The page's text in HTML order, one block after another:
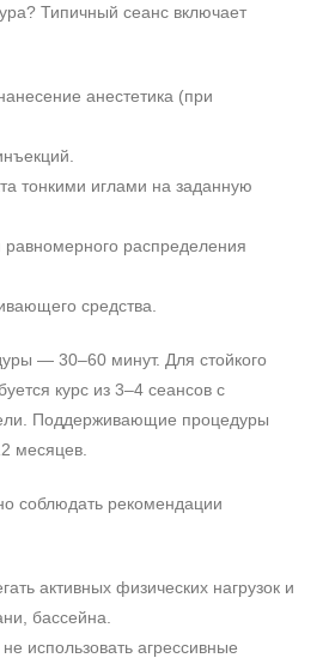
Типичный сеанс включает
анестетика (при
тонкими иглами на заданную
распределения
средства.
— 30–60 минут. Для стойкого
курс из 3–4 сеансов с
Поддерживающие процедуры
месяцев.
соблюдать рекомендации
активных физических нагрузок и
бассейна.
использовать агрессивные